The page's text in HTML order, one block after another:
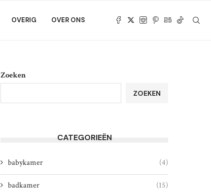
OVERIG OVER ONS
Zoeken
ZOEKEN
CATEGORIEËN
babykamer (4)
badkamer (15)